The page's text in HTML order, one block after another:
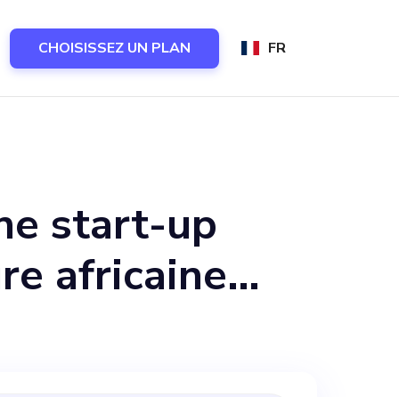
CHOISISSEZ UN PLAN FR
start-up
africaine